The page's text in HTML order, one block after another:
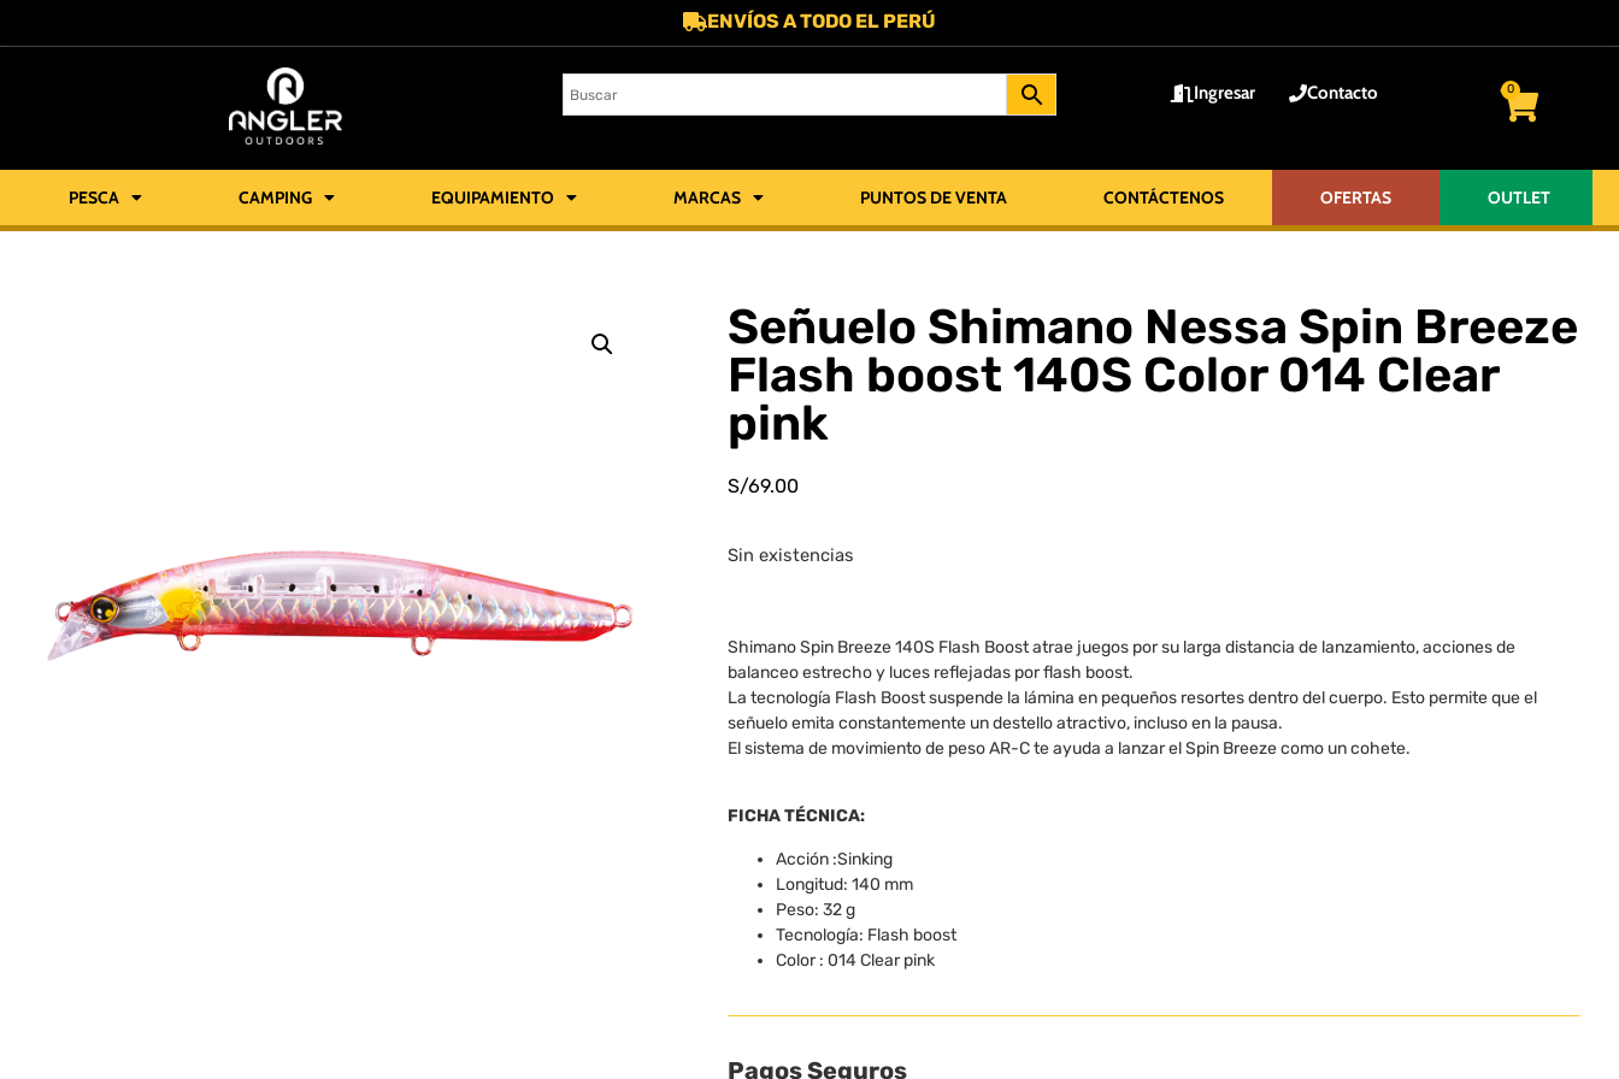
ENVÍOS A TODO EL PERÚ
Ingresar Contacto 0
PESCA CAMPING EQUIPAMIENTO MARCAS PUNTOS DE VENTA CONTÁCTENOS OFERTAS OUTLET
Señuelo Shimano Nessa Spin Breeze
Flash boost 140S Color 014 Clear
pink
S/69.00
Sin existencias
Shimano Spin Breeze 140S Flash Boost atrae juegos por su larga distancia de lanzamiento, acciones de
balanceo estrecho y luces reflejadas por flash boost.
La tecnología Flash Boost suspende la lámina en pequeños resortes dentro del cuerpo. Esto permite que el
señuelo emita constantemente un destello atractivo, incluso en la pausa.
El sistema de movimiento de peso AR-C te ayuda a lanzar el Spin Breeze como un cohete.
FICHA TÉCNICA:
Acción :Sinking
Longitud: 140 mm
Peso: 32 g
Tecnología: Flash boost
Color : 014 Clear pink
Pagos Seguros